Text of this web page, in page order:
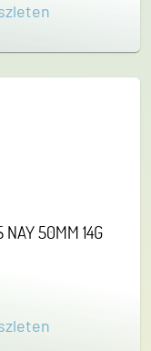
NAY 50MM 14G